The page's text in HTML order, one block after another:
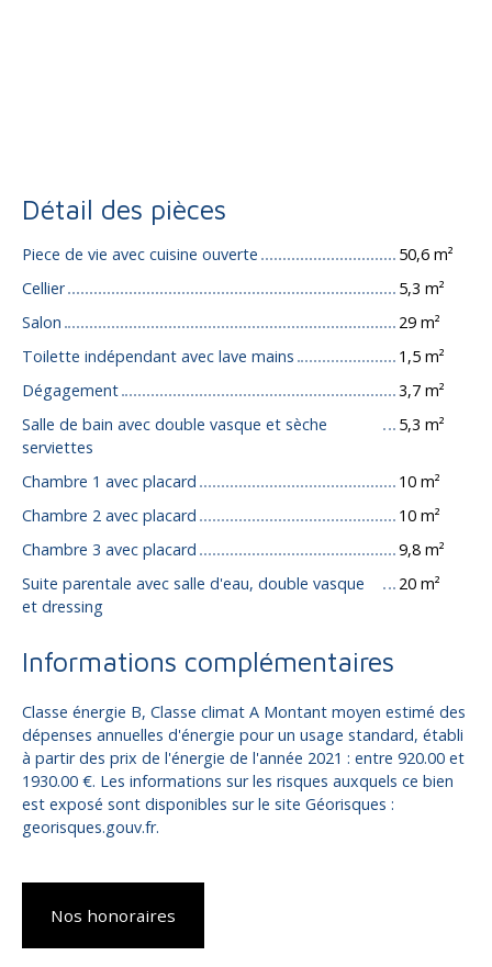
Détail des pièces
Piece de vie avec cuisine ouverte
50,6 m²
Cellier
5,3 m²
Salon
29 m²
Toilette indépendant avec lave mains
1,5 m²
Dégagement
3,7 m²
Salle de bain avec double vasque et sèche
serviettes
5,3 m²
Chambre 1 avec placard
10 m²
Chambre 2 avec placard
10 m²
Chambre 3 avec placard
9,8 m²
Suite parentale avec salle d'eau, double vasque
et dressing
20 m²
Informations complémentaires
Classe énergie B, Classe climat A Montant moyen estimé des
dépenses annuelles d'énergie pour un usage standard, établi
à partir des prix de l'énergie de l'année 2021 : entre 920.00 et
1930.00 €. Les informations sur les risques auxquels ce bien
est exposé sont disponibles sur le site Géorisques :
georisques.gouv.fr.
Nos honoraires